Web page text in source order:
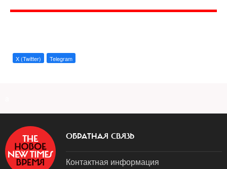
X (Twitter) Telegram
ОБРАТНАЯ СВЯЗЬ
Контактная информация